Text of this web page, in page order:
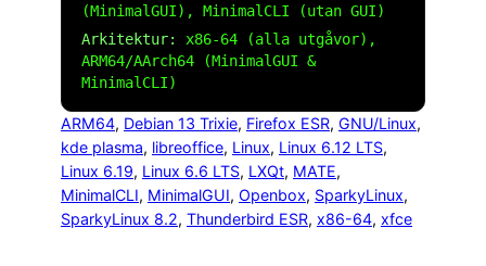
(MinimalGUI), MinimalCLI (utan GUI)
Arkitektur:
x86-64 (alla utgåvor),
ARM64/AArch64 (MinimalGUI &
MinimalCLI)
ARM64, Debian 13 Trixie, Firefox ESR, GNU/Linux
kde plasma, libreoffice, Linux, Linux 6.12 LTS
Linux 6.19, Linux 6.6 LTS, LXQt, MATE
MinimalCLI, MinimalGUI, Openbox, SparkyLinux
SparkyLinux 8.2, Thunderbird ESR, x86-64, xfce